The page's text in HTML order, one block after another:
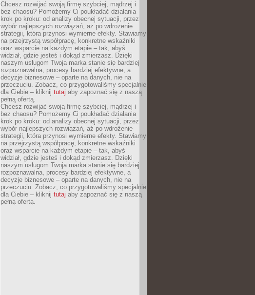
Chcesz rozwijać swoją firmę szybciej, mądrzej i
bez chaosu? Pomożemy Ci poukładać działania
krok po kroku: od analizy obecnej sytuacji, przez
wybór najlepszych rozwiązań, aż po wdrożenie
strategii, która przynosi wymierne efekty. Stawiamy
na przejrzystą współpracę, konkretne wskaźniki
oraz wsparcie na każdym etapie – tak, abyś
widział, gdzie jesteś i dokąd zmierzasz. Dzięki
naszym usługom Twoja marka stanie się bardziej
rozpoznawalna, procesy bardziej efektywne, a
decyzje biznesowe – oparte na danych, nie na
przeczuciu. Zobacz, co przygotowaliśmy specjalnie
dla Ciebie – kliknij tutaj aby zapoznać się z naszą
pełną ofertą.
Chcesz rozwijać swoją firmę szybciej, mądrzej i
bez chaosu? Pomożemy Ci poukładać działania
krok po kroku: od analizy obecnej sytuacji, przez
wybór najlepszych rozwiązań, aż po wdrożenie
strategii, która przynosi wymierne efekty. Stawiamy
na przejrzystą współpracę, konkretne wskaźniki
oraz wsparcie na każdym etapie – tak, abyś
widział, gdzie jesteś i dokąd zmierzasz. Dzięki
naszym usługom Twoja marka stanie się bardziej
rozpoznawalna, procesy bardziej efektywne, a
decyzje biznesowe – oparte na danych, nie na
przeczuciu. Zobacz, co przygotowaliśmy specjalnie
dla Ciebie – kliknij tutaj aby zapoznać się z naszą
pełną ofertą.